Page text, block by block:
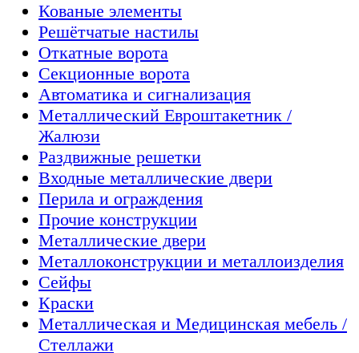
Кованые элементы
Решётчатые настилы
Откатные ворота
Секционные ворота
Автоматика и сигнализация
Металлический Евроштакетник /
Жалюзи
Раздвижные решетки
Входные металлические двери
Перила и ограждения
Прочие конструкции
Металлические двери
Металлоконструкции и металлоизделия
Сейфы
Краски
Металлическая и Медицинская мебель /
Стеллажи